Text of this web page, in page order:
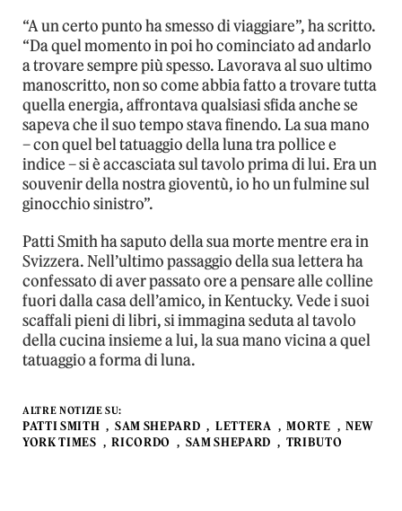
“A un certo punto ha smesso di viaggiare”, ha scritto.
“Da quel momento in poi ho cominciato ad andarlo
a trovare sempre più spesso. Lavorava al suo ultimo
manoscritto, non so come abbia fatto a trovare tutta
quella energia, affrontava qualsiasi sfida anche se
sapeva che il suo tempo stava finendo. La sua mano
– con quel bel tatuaggio della luna tra pollice e
indice – si è accasciata sul tavolo prima di lui. Era un
souvenir della nostra gioventù, io ho un fulmine sul
ginocchio sinistro”.
Patti Smith ha saputo della sua morte mentre era in
Svizzera. Nell’ultimo passaggio della sua lettera ha
confessato di aver passato ore a pensare alle colline
fuori dalla casa dell’amico, in Kentucky. Vede i suoi
scaffali pieni di libri, si immagina seduta al tavolo
della cucina insieme a lui, la sua mano vicina a quel
tatuaggio a forma di luna.
ALTRE NOTIZIE SU:
PATTI SMITH SAM SHEPARD LETTERA MORTE
NEW
YORK TIMES
RICORDO SAM SHEPARD TRIBUTO